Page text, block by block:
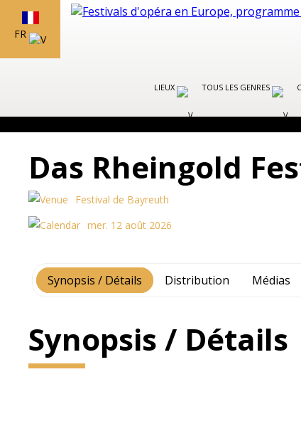
FR
LIEUX TOUS LES GENRES
Das Rheingold
Festival de Bayreuth
mer. 12 août 2026
Synopsis / Détails Distribution Médias
Synopsis / Détails